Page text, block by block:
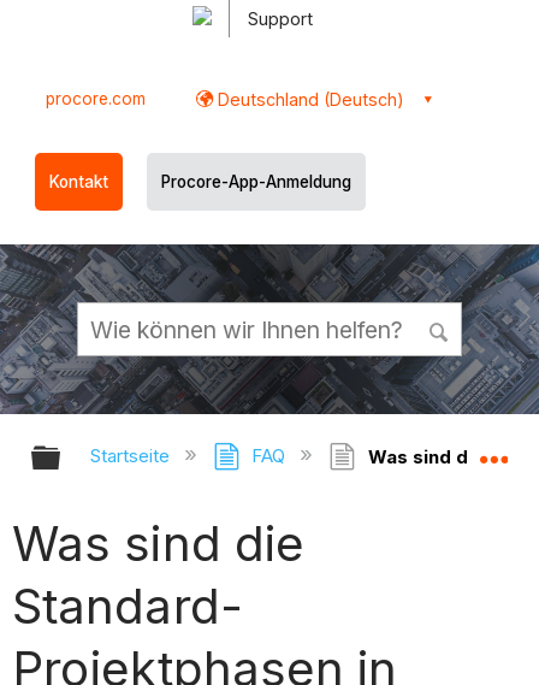
Support
procore.com Deutschland (Deutsch)
Kontakt Procore-App-Anmeldung
Globale Hierarchie auf- und
Startseite FAQ Was sind die
Was sind die
Standard-
Projektphasen in